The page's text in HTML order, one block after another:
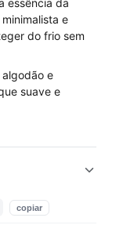
essência da
e
do frio sem
e
suave e
bolso canguru
um novo
copiar